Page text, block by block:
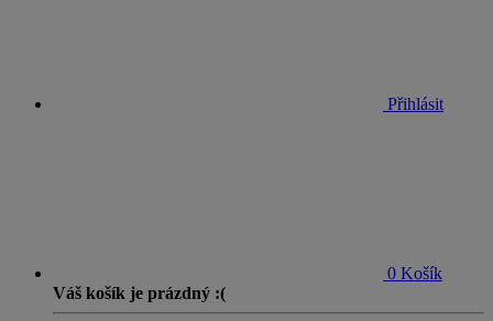
Přihlásit
0 Košík
Váš košík je prázdný :(